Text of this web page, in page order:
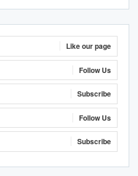
Like our page
Follow Us
Subscribe
Follow Us
Subscribe